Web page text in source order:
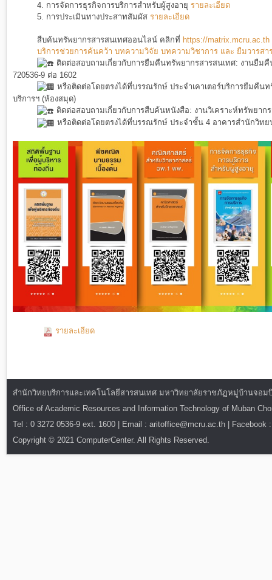
4. การจัดการธุรกิจการบริการสำหรับผู้สูงอายุ รายละเอียด
5. การประเมินทางประสาทสัมผัส รายละเอียด
สืบค้นทรัพยากรสารสนเทศออนไลน์ คลิกที่ https://matrix.mcru.ac.th
บริการช่วยการค้นคว้า บทความวิจัย บทความวิชาการ และ ยืมวารส
ติดต่อสอบถามเกี่ยวกับการยืมคืนทรัพยากรสารสนเทศ: งานยืม
720536-9 ต่อ 1602
หรือติดต่อโดยตรงได้ที่บรรณรักษ์ ประจำเคาเตอร์บริการยืมคืน
บริการฯ (ห้องสมุด)
ติดต่อสอบถามเกี่ยวกับการสืบค้นหนังสือ: งานวิเคราะห์ทรัพยาก
หรือติดต่อโดยตรงได้ที่บรรณรักษ์ ประจำชั้น 4 อาคารสำนักวิทย
รายละเอียด
สำนักวิทยบริการและเทคโนโลยีสารสนเทศ มหาวิทยาลัยราชภัฏหมู่บ้านจอ
Office of Academic Resources and Information Technology of Muban
Tel : 0 3272 0536-9 ext. 1600 | Email : aritoffice@mcru.ac.th | Facebook
Copyright © 2021 ComputerCenter. All Rights Reserved.